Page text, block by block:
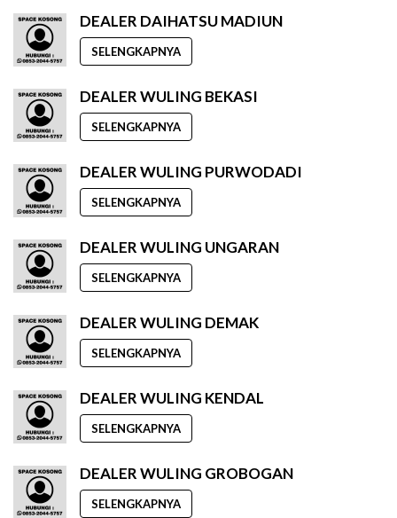
DEALER DAIHATSU MADIUN
SELENGKAPNYA
DEALER WULING BEKASI
SELENGKAPNYA
DEALER WULING PURWODADI
SELENGKAPNYA
DEALER WULING UNGARAN
SELENGKAPNYA
DEALER WULING DEMAK
SELENGKAPNYA
DEALER WULING KENDAL
SELENGKAPNYA
DEALER WULING GROBOGAN
SELENGKAPNYA